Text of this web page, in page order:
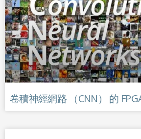
卷積神經網路 （CNN） 的